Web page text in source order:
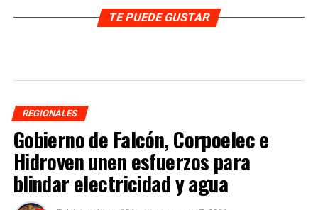
TE PUEDE GUSTAR
REGIONALES
Gobierno de Falcón, Corpoelec e
Hidroven unen esfuerzos para
blindar electricidad y agua